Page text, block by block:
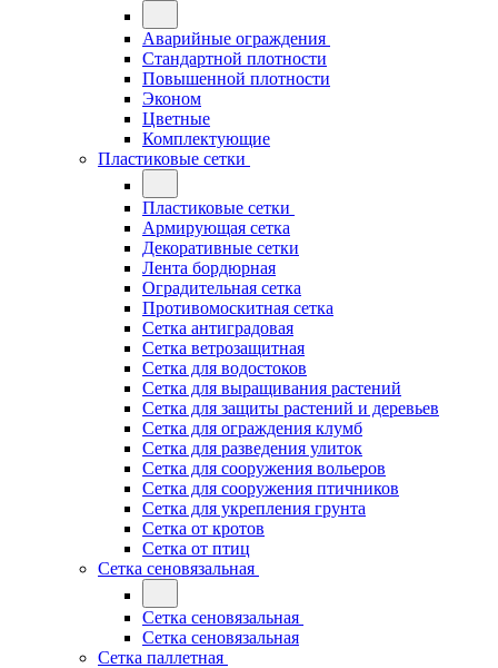
Аварийные ограждения
Стандартной плотности
Повышенной плотности
Эконом
Цветные
Комплектующие
Пластиковые сетки
Пластиковые сетки
Армирующая сетка
Декоративные сетки
Лента бордюрная
Оградительная сетка
Противомоскитная сетка
Сетка антиградовая
Сетка ветрозащитная
Сетка для водостоков
Сетка для выращивания растений
Сетка для защиты растений и деревьев
Сетка для ограждения клумб
Сетка для разведения улиток
Сетка для сооружения вольеров
Сетка для сооружения птичников
Сетка для укрепления грунта
Сетка от кротов
Сетка от птиц
Сетка сеновязальная
Сетка сеновязальная
Сетка сеновязальная
Сетка паллетная